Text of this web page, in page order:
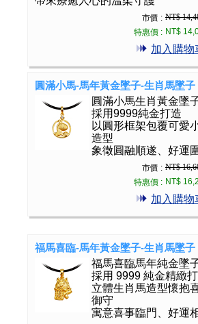
市價 : NT$
特惠價 : NT$
加入購物
圓滿小馬-馬年黃金墜子-生肖馬墜子
圓滿小馬生肖黃金墜
採用9999純金打造
以圓形框架包覆可愛
造型
象徵圓融順遂、好運
市價 : NT$
特惠價 : NT$
加入購物
福馬喜臨-馬年黃金墜子-生肖馬墜子
福馬喜臨馬年純金墜
採用 9999 純金精緻
立體生肖馬造型懷抱
御守
寓意喜事臨門、好運